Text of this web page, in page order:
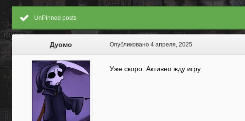
UnPinned posts
Дуомо Опубликовано 4 апреля, 2025
Уже скоро. Активно жду игру.